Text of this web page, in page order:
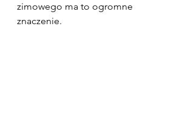
zimowego ma to ogromne
znaczenie.